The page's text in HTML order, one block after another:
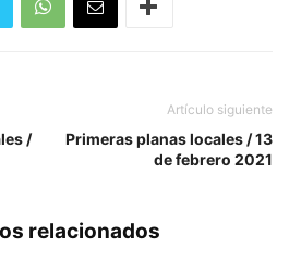
/
Artículo siguiente
Primeras planas locales / 13
de febrero 2021
relacionados